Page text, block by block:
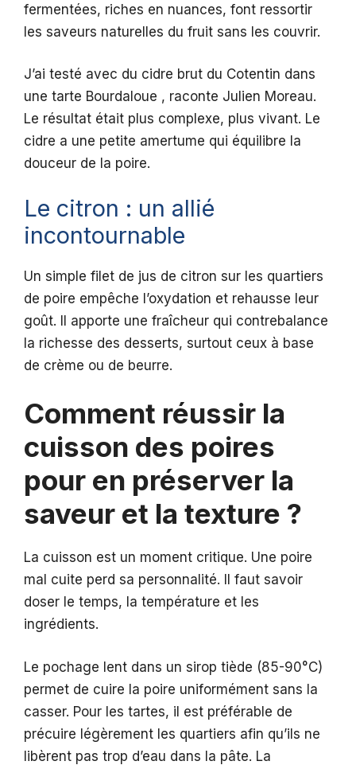
fermentées, riches en nuances, font ressortir
les saveurs naturelles du fruit sans les couvrir.
J’ai testé avec du cidre brut du Cotentin dans
une tarte Bourdaloue , raconte Julien Moreau.
Le résultat était plus complexe, plus vivant. Le
cidre a une petite amertume qui équilibre la
douceur de la poire.
Le citron : un allié
incontournable
Un simple filet de jus de citron sur les quartiers
de poire empêche l’oxydation et rehausse leur
goût. Il apporte une fraîcheur qui contrebalance
la richesse des desserts, surtout ceux à base
de crème ou de beurre.
Comment réussir la
cuisson des poires
pour en préserver la
saveur et la texture ?
La cuisson est un moment critique. Une poire
mal cuite perd sa personnalité. Il faut savoir
doser le temps, la température et les
ingrédients.
Le pochage lent dans un sirop tiède (85-90°C)
permet de cuire la poire uniformément sans la
casser. Pour les tartes, il est préférable de
précuire légèrement les quartiers afin qu’ils ne
libèrent pas trop d’eau dans la pâte. La